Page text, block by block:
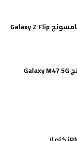
جميع مواصفات هاتف سامسونج Galaxy Z Flip
مواصفات هاتف سامسونج Galaxy M47 5G